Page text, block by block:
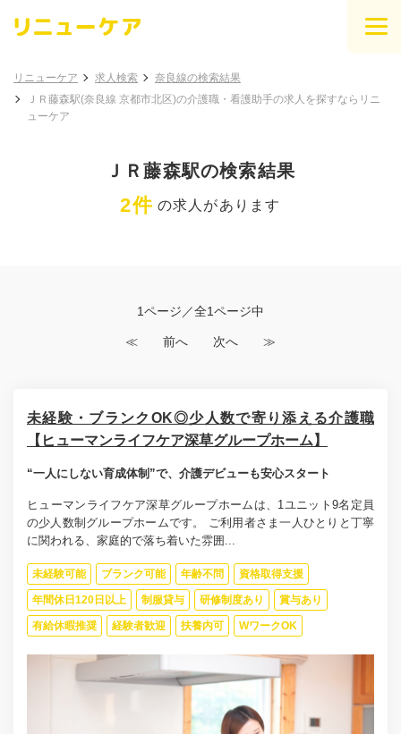
リニューケア 求人検索
奈良線の検索結果
ＪＲ藤森駅(奈良線 京都市北区)の介護職・看護助手の求人を探すならリニ
ューケア
ＪＲ藤森駅の検索結果
2件 の求人があります
1ページ／全1ページ中
≪ 前へ 次へ ≫
未経験・ブランクOK◎少人数で寄り添える介護職
【ヒューマンライフケア深草グループホーム】
“一人にしない育成体制”で、介護デビューも安心スタート
ヒューマンライフケア深草グループホームは、1ユニット9名定員
の少人数制グループホームです。 ご利用者さま一人ひとりと丁寧
に関われる、家庭的で落ち着いた雰囲...
未経験可能 ブランク可能 年齢不問 資格取得支援
年間休日120日以上 制服貸与 研修制度あり 賞与あり
有給休暇推奨 経験者歓迎 扶養内可 WワークOK